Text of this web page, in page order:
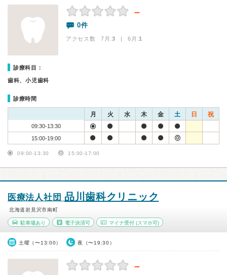
－
0件
アクセス数 7月:3 | 6月:1
診療科目：
歯科、小児歯科
診療時間
月 火 水 木 金 土 日 祝
09:30-13:30
15:00-19:00
09:00-13:30 15:00-17:00
医療法人社団 品川歯科クリニック
北海道岩見沢市南町
駐車場あり 電子決済可 マイナ受付 (スマホ可)
土曜（〜13:00） 夜（〜19:30）
－